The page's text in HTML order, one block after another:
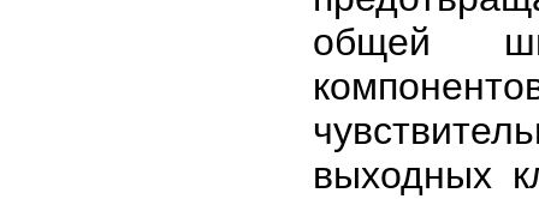
общей
выходных